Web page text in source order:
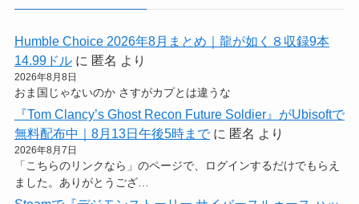
Humble Choice 2026年8月まとめ｜龍が如く８収録9本
14.99ドルに 匿名 より
2026年8月8日
おま国じゃないのか さすがカプとは違うな
『Tom Clancy’s Ghost Recon Future Soldier』がUbisoftで
無料配布中｜8月13日午後5時までに 匿名 より
2026年8月7日
「こちらのリンクなら」のページで、ログインするだけでもらえ
ました。ありがとうござ…